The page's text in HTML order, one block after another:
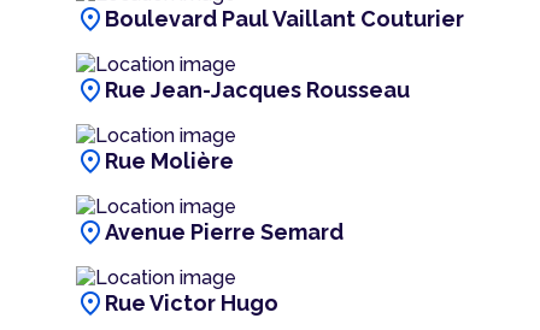
location_on Boulevard Paul Vaillant Couturier
location_on Rue Jean-Jacques Rousseau
location_on Rue Molière
location_onAvenue Pierre Semard
location_on Rue Victor Hugo